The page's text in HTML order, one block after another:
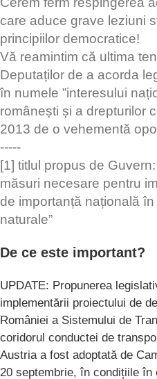
care aduce grave leziuni
principiilor democratice!
Vă reamintim că ultima
Deputaților de a acorda
în numele ”interesului
românești și a drepturilor
2013 de o vehementă
-----
[1] titlul propus de
măsuri necesare pentru
de importanță națională
naturale”
De ce este important?
UPDATE: Propunerea
implementării proiectului de
României a Sistemului de
coridorul conductei de
Austria a fost adoptată de
20 septembrie, în condițiile în